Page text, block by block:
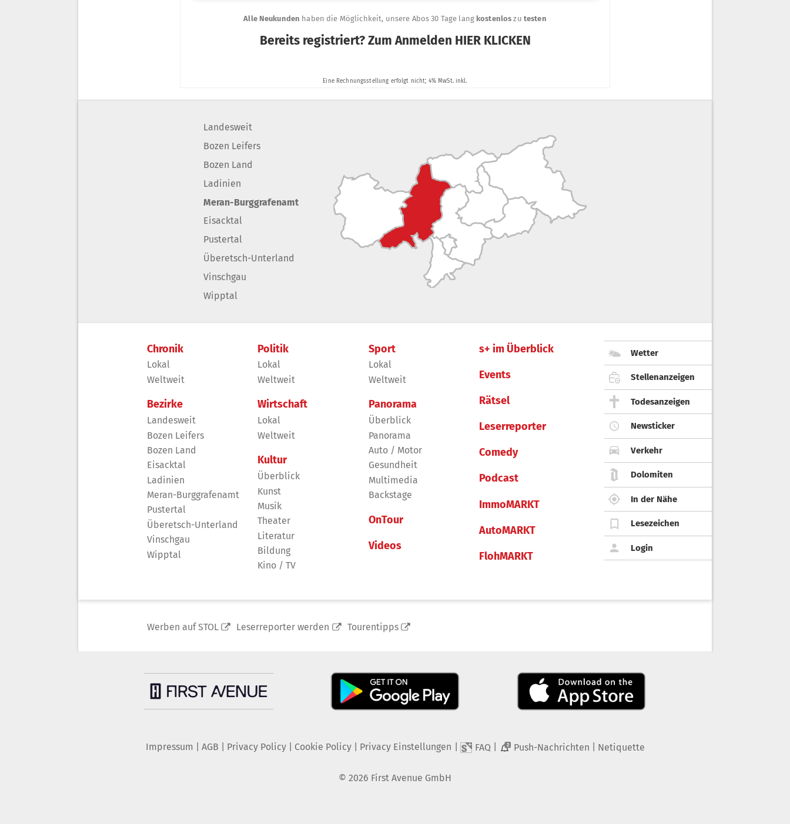
Landesweit
Bozen Leifers
Bozen Land
Ladinien
Meran-Burggrafenamt
Eisacktal
Pustertal
Überetsch-Unterland
Vinschgau
Wipptal
Chronik
Lokal
Weltweit
Bezirke
Landesweit
Bozen Leifers
Bozen Land
Eisacktal
Ladinien
Meran-Burggrafenamt
Pustertal
Überetsch-Unterland
Vinschgau
Wipptal
Politik
Lokal
Weltweit
Wirtschaft
Lokal
Weltweit
Kultur
Überblick
Kunst
Musik
Theater
Literatur
Bildung
Kino / TV
Sport
Lokal
Weltweit
Panorama
Überblick
Panorama
Auto / Motor
Gesundheit
Multimedia
Backstage
OnTour
Videos
s+ im Überblick
Events
Rätsel
Leserreporter
Comedy
Podcast
ImmoMARKT
AutoMARKT
FlohMARKT
Wetter
Stellenanzeigen
Todesanzeigen
Newsticker
Verkehr
Dolomiten
In der Nähe
Lesezeichen
Login
Werben auf STOL Leserreporter werden Tourentipps
Impressum AGB Privacy Policy| Cookie Policy| Privacy Einstellungen FAQ 2 Push-Nachrichten Netiquette
© 2026 First Avenue GmbH